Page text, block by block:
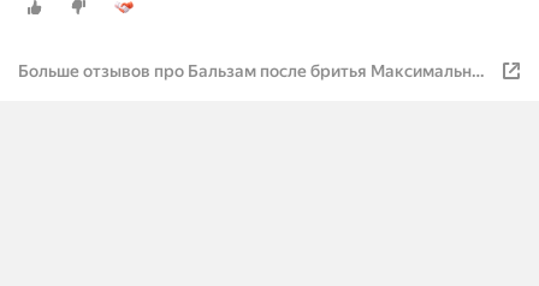
Больше отзывов про Бальзам после бритья Максимальная